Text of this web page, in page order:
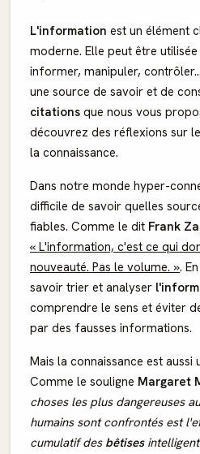
L'information est un élément
moderne. Elle peut être
informer, manipuler,
une source de savoir et de
citations que nous vous
découvrez des réflexions sur
la connaissance.
Dans notre monde hyper-
difficile de savoir quelles
fiables. Comme le dit Frank
« L'information, c'est ce qui
nouveauté. Pas le volume. ».
savoir trier et analyser
comprendre le sens et éviter
par des fausses informations.
Mais la connaissance est aussi
Comme le souligne Margaret
choses les plus dangereuses
humains sont confrontés est
cumulatif des bêtises